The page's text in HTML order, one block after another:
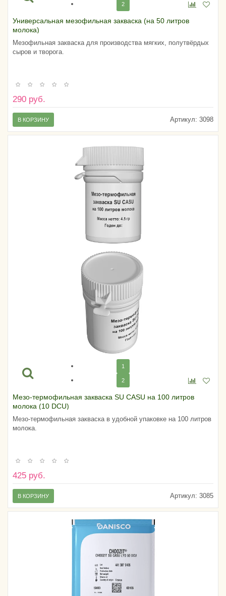
2
Универсальная мезофильная закваска (на 50 литров
молока)
Мезофильная закваска для производства мягких, полутвёрдых
сыров и творога.
290 руб.
Артикул: 3098
В КОРЗИНУ
1
2
Мезо-термофильная закваска SU CASU на 100 литров
молока (10 DCU)
Мезо-термофильная закваска в удобной упаковке на 100 литров
молока.
425 руб.
Артикул: 3085
В КОРЗИНУ